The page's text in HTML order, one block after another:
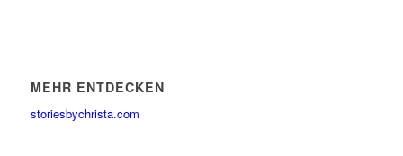
MEHR ENTDECKEN
storiesbychrista.com